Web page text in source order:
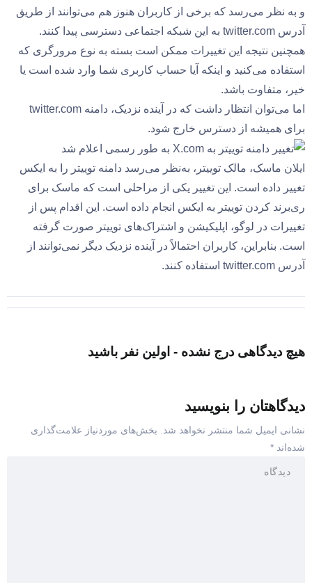
و به نظر می‌رسد که برخی از کاربران هنوز هم می‌توانند از طریق
آدرس twitter.com به این شبکه اجتماعی دسترسی پیدا کنند.
همچنین نتیجه این تغییرات ممکن است بسته به نوع مرورگری که
استفاده می‌کنید و اینکه آیا حساب کاربری شما وارد شده است یا
خیر، متفاوت باشد.
اما می‌توان انتظار داشت که در آینده نزدیک، دامنه twitter.com
برای همیشه از دسترس خارج شود.
ایلان ماسک، مالک توییتر، به‌نظر می‌رسد دامنه توییتر را به ایکس
تغییر داده است. این تغییر یکی از مراحلی است که ماسک برای
ری‌برند کردن توییتر به ایکس انجام داده است. این اقدام پس از
تغییرات در لوگو، اپلیکیشن و اشتراک‌های توییتر صورت گرفته
است. بنابراین، کاربران احتمالاً در آینده نزدیک دیگر نمی‌توانند از
آدرس twitter.com استفاده کنند.
هیچ دیدگاهی درج نشده - اولین نفر باشید
دیدگاهتان را بنویسید
نشانی ایمیل شما منتشر نخواهد شد.
بخش‌های موردنیاز علامت‌گذاری
شده‌اند *